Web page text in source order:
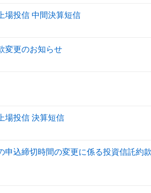
場投信 中間決算短信
変更のお知らせ
場投信 決算短信
申込締切時間の変更に係る投資信託約